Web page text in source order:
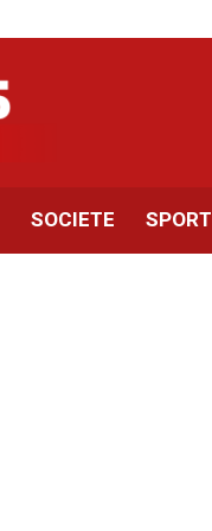
SOCIETE SPORT